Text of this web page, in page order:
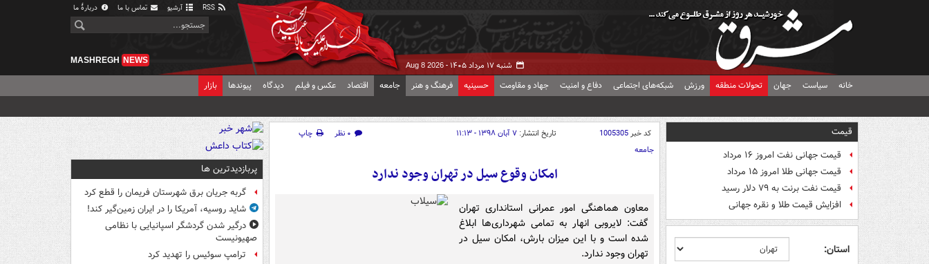
آرشیو تماس با ما دربارهٔ ما
شنبه ۱۷ مرداد ۱۴۰۵ - Aug 8 2026
MASHREGH NEWS
خانه سیاست جهان تحولات منطقه ورزش شبکه‌های اجتماعی دفاع و امنیت جهاد و مقاومت حسینیه فرهنگ و هنر جامعه اقتصاد عکس و فیلم دیدگاه پیوندها بازار
قیمت
قیمت جهانی نفت امروز ۱۶ مرداد
قیمت جهانی طلا امروز ۱۵ مرداد
قیمت نفت برنت به ۷۹ دلار رسید
افزایش قیمت طلا و نقره جهانی
استان:
کد خبر1005305 تاریخ انتشار: ۷ آبان ۱۳۹۸ - ۱۱:۱۳ ۰ نظر
چاپ
جامعه
امکان وقوع سیل در تهران وجود ندارد
معاون هماهنگی امور عمرانی استانداری تهران
گفت: لایروبی انهار به تمامی شهرداری‌ها ابلاغ
شده است و با این میزان بارش، امکان سیل در
تهران وجود ندارد.
پربازدیدترین ها
گربه جریان برق شهرستان فریمان را قطع کرد
شاید روسیه، آمریکا را در ایران زمین‌گیر کند!
درگیر شدن گردشگر اسپانیایی با نظامی
صهیونیست
ترامپ سوئیس را تهدید کرد